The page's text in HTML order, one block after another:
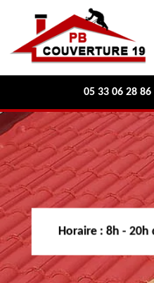
05 33 06 28 86
Horaire : 8h - 20h